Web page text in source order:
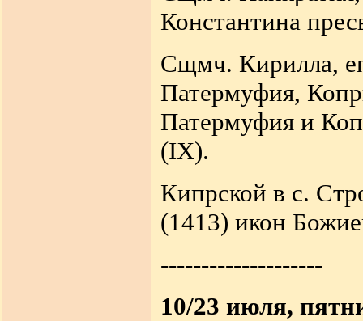
Константина
Сщмч. Кирилла,
Патермуфия,
Патермуфия и
(IX).
Кипрской в с.
(1413) икон
--------------------
10/23 июля,